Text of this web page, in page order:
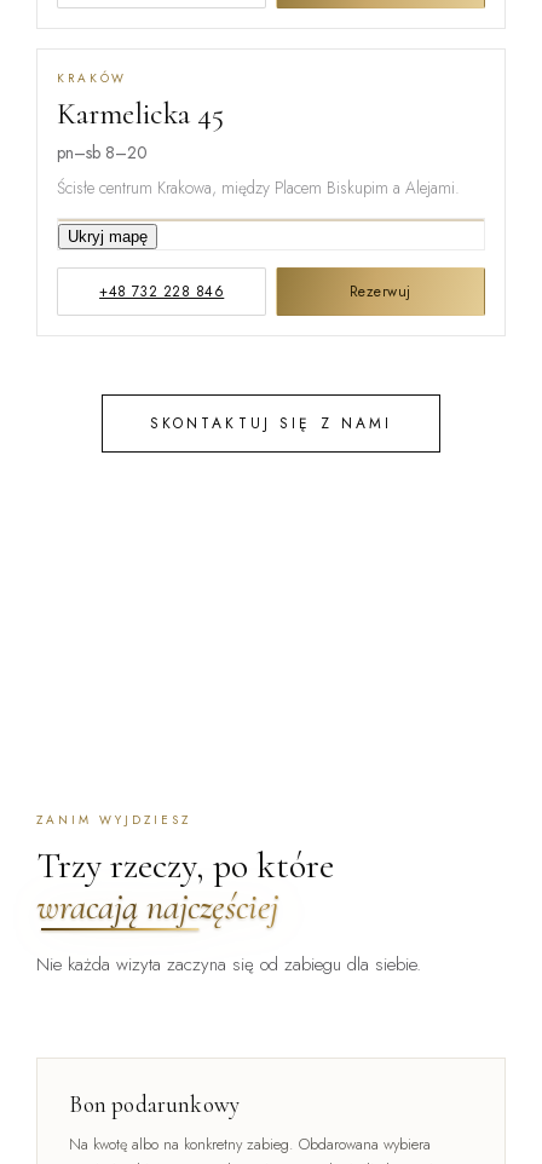
KRAKÓW
Karmelicka 45
pn–sb 8–20
Ścisłe centrum Krakowa, między Placem Biskupim a Alejami.
KARMELICKA
Ukryj mapę
+48 732 228 846 Rezerwuj
SKONTAKTUJ SIĘ Z NAMI
ZANIM WYJDZIESZ
Trzy rzeczy, po które
wracają najczęściej
Nie każda wizyta zaczyna się od zabiegu dla siebie.
Bon podarunkowy
Na kwotę albo na konkretny zabieg. Obdarowana wybiera